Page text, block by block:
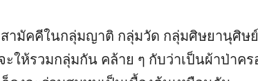
สามัคคีในกลุ่มญาติ กลุ่มวัด กลุ่มศิษยานุศิ
ให้รวมกลุ่มกัน คล้าย ๆ กับว่าเป็นผ้าป่าค